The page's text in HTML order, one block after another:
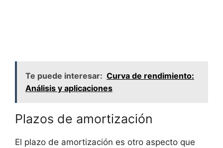
Te puede interesar: Curva de rendimiento:
Análisis y aplicaciones
Plazos ​de amortización
El plazo de amortización es otro aspecto que